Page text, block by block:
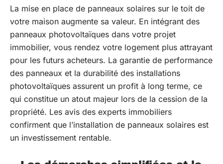
La mise en place de panneaux solaires sur le toit de
votre maison augmente sa valeur. En intégrant des
panneaux photovoltaïques dans votre projet
immobilier, vous rendez votre logement plus attrayant
pour les futurs acheteurs. La garantie de performance
des panneaux et la durabilité des installations
photovoltaïques assurent un profit à long terme, ce
qui constitue un atout majeur lors de la cession de la
propriété. Les avis des experts immobiliers
confirment que l’installation de panneaux solaires est
un investissement rentable.